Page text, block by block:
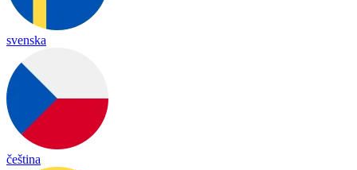
svenska
čeština